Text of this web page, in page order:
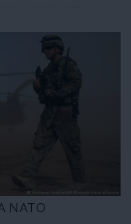
mais de duas
NATO